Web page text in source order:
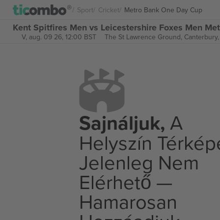
Sport Cricket Metro Bank One Day Cup
Kent Spitfires Men vs Leicestershire Foxes Men
V, aug. 09 26, 12:00 BST The St Lawrence Ground,
Sajnáljuk,A
Helyszín
Jelenleg Nem
Elérhető —
Hamarosan